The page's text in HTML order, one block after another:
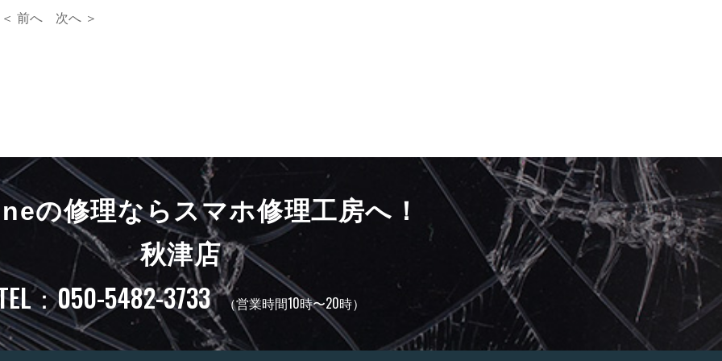
＜ 前へ 次へ ＞
の修理ならスマホ修理工房へ！
秋津店
：050-5482-3733 （営業時間10時〜20時）